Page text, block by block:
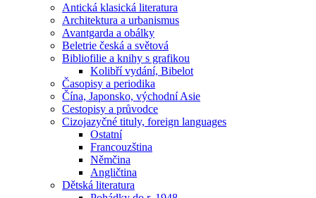
Antická klasická literatura
Architektura a urbanismus
Avantgarda a obálky
Beletrie česká a světová
Bibliofilie a knihy s grafikou
Kolibří vydání, Bibelot
Časopisy a periodika
Čína, Japonsko, východní Asie
Cestopisy a průvodce
Cizojazyčné tituly, foreign languages
Ostatní
Francouzština
Němčina
Angličtina
Dětská literatura